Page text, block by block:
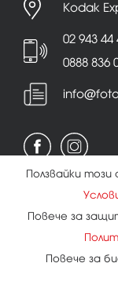
Kodak
02 943 44
0888 836
Ползвайки
Повече за
Повече за